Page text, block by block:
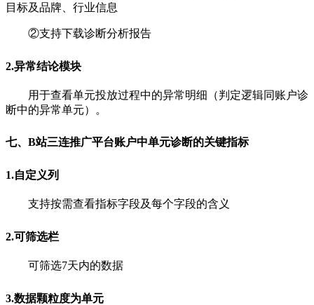
目标及品牌、行业信息
②支持下载诊断分析报告
2.异常结论模块
用于查看单元投放过程中的异常明细（判定逻辑同账户诊
断中的异常单元）。
七、B站三连推广平台账户中单元诊断的关键指标
1.自定义列
支持按需查看指标字段及每个字段的含义
2.可筛选栏
可筛选7天内的数据
3.数据颗粒度为单元